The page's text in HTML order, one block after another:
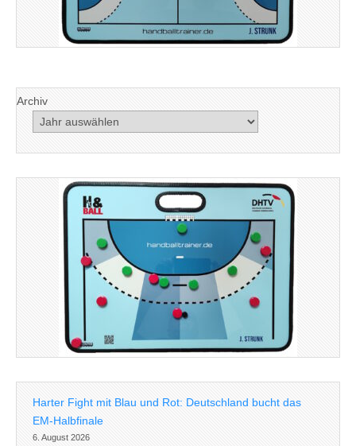
Archiv
Harter Fight mit Blau und Rot: Deutschland bucht das
EM-Halbfinale
6. August 2026